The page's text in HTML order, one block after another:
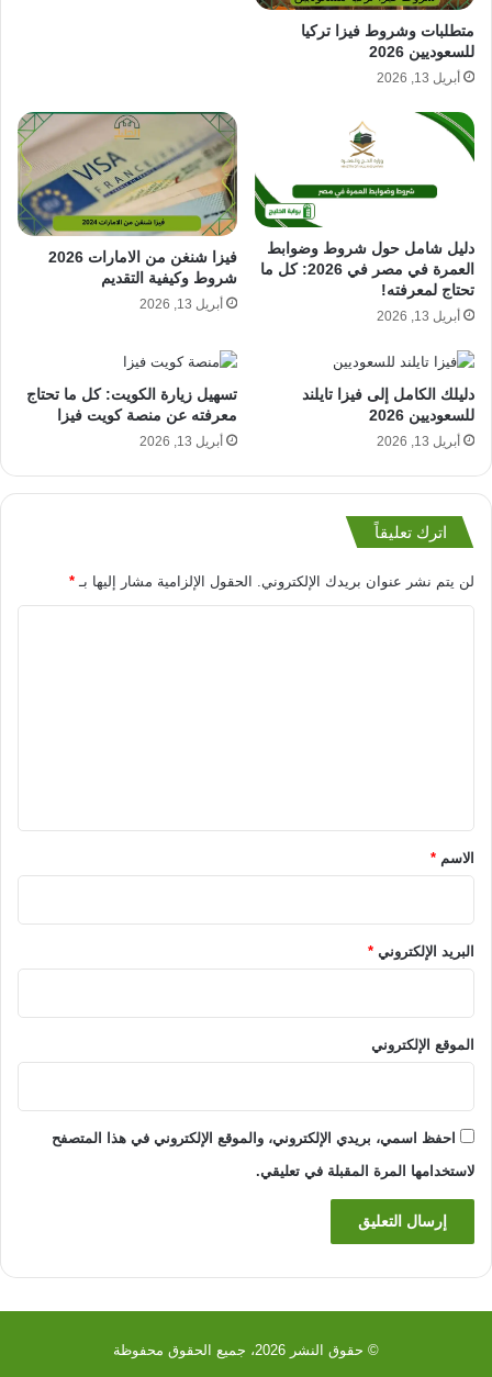
متطلبات وشروط فيزا تركيا
للسعوديين 2026
أبريل 13, 2026
دليل شامل حول شروط وضوابط
العمرة في مصر في 2026: كل ما
تحتاج لمعرفته!
أبريل 13, 2026
فيزا شنغن من الامارات 2026
شروط وكيفية التقديم
أبريل 13, 2026
دليلك الكامل إلى فيزا تايلند
للسعوديين 2026
أبريل 13, 2026
تسهيل زيارة الكويت: كل ما تحتاج
معرفته عن منصة كويت فيزا
أبريل 13, 2026
اترك تعليقاً
لن يتم نشر عنوان بريدك الإلكتروني. الحقول الإلزامية مشار إليها بـ *
*الاسم *
البريد الإلكتروني *
الموقع الإلكتروني
احفظ اسمي، بريدي الإلكتروني، والموقع الإلكتروني في هذا المتصفح
لاستخدامها المرة المقبلة في تعليقي.
© حقوق النشر 2026، جميع الحقوق محفوظة